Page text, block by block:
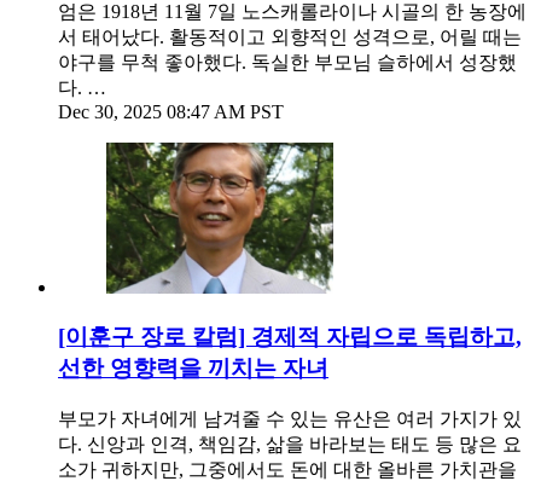
엄은 1918년 11월 7일 노스캐롤라이나 시골의 한 농장에
서 태어났다. 활동적이고 외향적인 성격으로, 어릴 때는
야구를 무척 좋아했다. 독실한 부모님 슬하에서 성장했
다. …
Dec 30, 2025 08:47 AM PST
[이훈구 장로 칼럼] 경제적 자립으로 독립하고,
선한 영향력을 끼치는 자녀
부모가 자녀에게 남겨줄 수 있는 유산은 여러 가지가 있
다. 신앙과 인격, 책임감, 삶을 바라보는 태도 등 많은 요
소가 귀하지만, 그중에서도 돈에 대한 올바른 가치관을